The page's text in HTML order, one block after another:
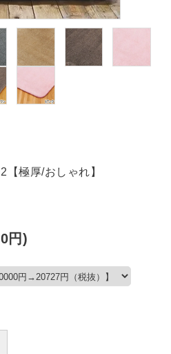
極厚/おしゃれ】
円)